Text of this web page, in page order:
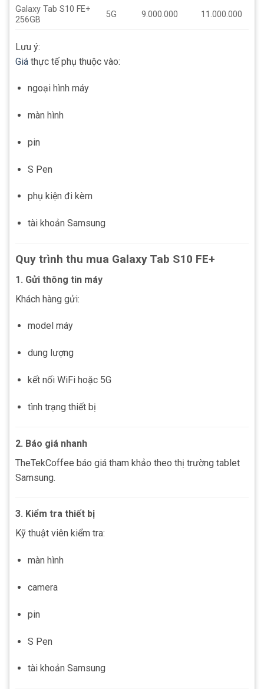
Galaxy Tab S10 FE+
256GB
5G 9.000.000 11.000.000
Lưu ý:
Giá thực tế phụ thuộc vào:
ngoại hình máy
màn hình
pin
S Pen
phụ kiện đi kèm
tài khoản Samsung
Quy trình thu mua Galaxy Tab S10 FE+
1. Gửi thông tin máy
Khách hàng gửi:
model máy
dung lượng
kết nối WiFi hoặc 5G
tình trạng thiết bị
2. Báo giá nhanh
TheTekCoffee báo giá tham khảo theo thị trường tablet
Samsung.
3. Kiểm tra thiết bị
Kỹ thuật viên kiểm tra:
màn hình
camera
pin
S Pen
tài khoản Samsung